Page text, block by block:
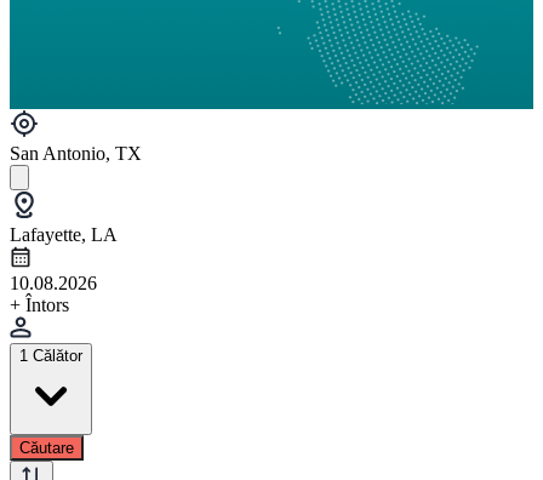
San Antonio, TX
Lafayette, LA
10.08.2026
+ Întors
1 Călător
Căutare